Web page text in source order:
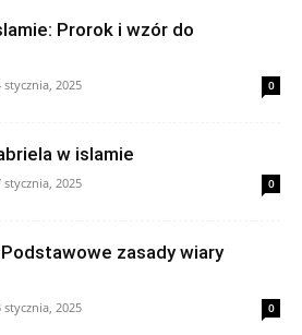
Prorok i wzór do
stycznia, 2025 0
w islamie
stycznia, 2025 0
zasady wiary
stycznia, 2025 0